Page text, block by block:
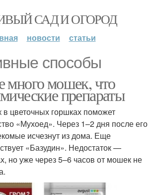
САД И ОГОРОД
новости статьи
способы
много мошек, что
препараты
цветочных горшках поможет
«Мухоед». Через 1–2 дня после его
исчезнут из дома. Еще
«Базудин». Недостаток —
но уже через 5–6 часов от мошек не